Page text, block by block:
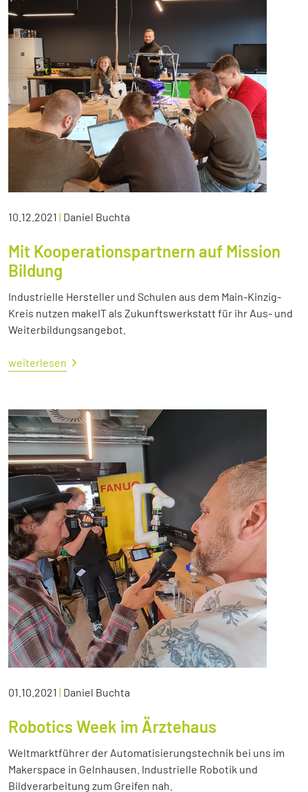
10.12.2021 | Daniel Buchta
Mit Kooperationspartnern auf Mission
Bildung
Industrielle Hersteller und Schulen aus dem Main-Kinzig-
Kreis nutzen makeIT als Zukunftswerkstatt für ihr Aus- und
Weiterbildungsangebot.
weiterlesen
01.10.2021 | Daniel Buchta
Robotics Week im Ärztehaus
Weltmarktführer der Automatisierungstechnik bei uns im
Makerspace in Gelnhausen. Industrielle Robotik und
Bildverarbeitung zum Greifen nah.